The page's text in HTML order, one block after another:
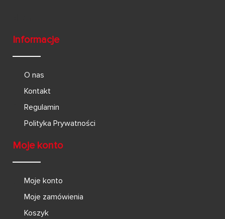
Informacje
O nas
Kontakt
Regulamin
Polityka Prywatności
Moje konto
Moje konto
Moje zamówienia
Koszyk